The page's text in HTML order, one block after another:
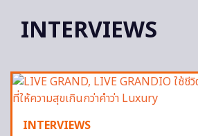
INTERVIEWS
INTERVIEWS